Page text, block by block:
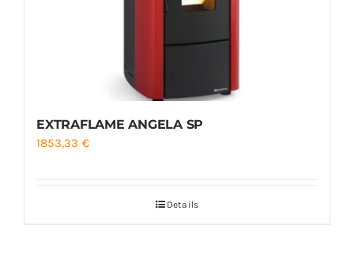
EXTRAFLAME ANGELA SP
1853,33 €
Details